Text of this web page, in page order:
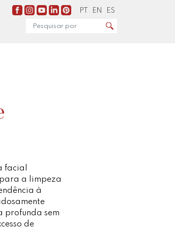
PT EN ES
facial
a limpeza
à
profunda sem
de